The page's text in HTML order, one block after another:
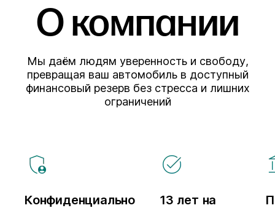
О компании
Мы даём людям уверенность и свободу,
превращая ваш автомобиль в доступный
финансовый резерв без стресса и лишних
ограничений
Конфиденциально
13 лет на